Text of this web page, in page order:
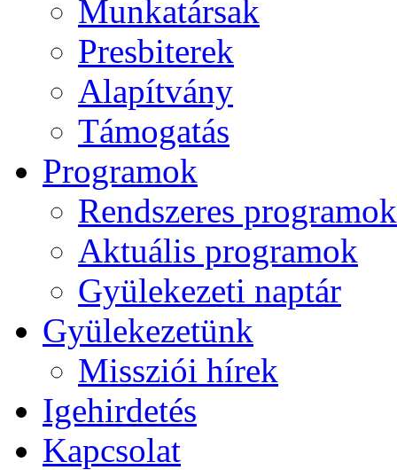
Munkatársak
Presbiterek
Alapítvány
Támogatás
Programok
Rendszeres programok
Aktuális programok
Gyülekezeti naptár
Gyülekezetünk
Missziói hírek
Igehirdetés
Kapcsolat